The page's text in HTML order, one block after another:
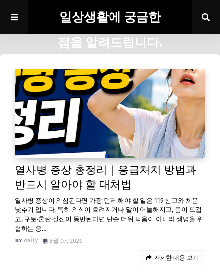
일상생활에 궁금한
점을 알려드립니다.
열사병 증상 총정리｜응급처치 방법과
반드시 알아야 할 대처법
열사병 증상이 의심된다면 가장 먼저 해야 할 일은 119 신고와 체온
낮추기 입니다. 특히 의식이 흐려지거나 말이 어눌해지고, 몸이 뜨겁
고, 구토·혼란·실신이 동반된다면 단순 더위 먹음이 아니라 생명을 위
협하는 응…
daily
8월 07, 2026
자세한 내용 보기